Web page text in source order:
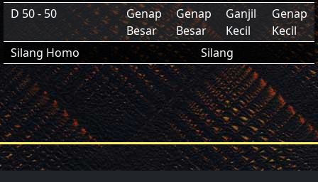
D 50 - 50
Genap
Besar
Genap
Besar
Ganjil
Kecil
Genap
Kecil
Silang Homo
Silang